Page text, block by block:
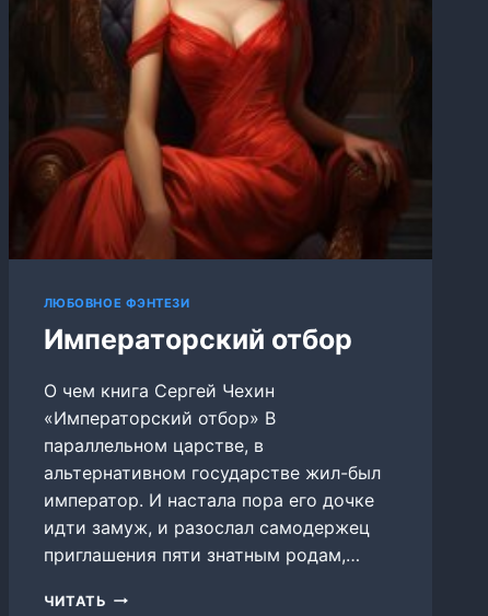
ЛЮБОВНОЕ ФЭНТЕЗИ
Императорский отбор
О чем книга Сергей Чехин
«Императорский отбор» В
параллельном царстве, в
альтернативном государстве жил-был
император. И настала пора его дочке
идти замуж, и разослал самодержец
приглашения пяти знатным родам,…
ЧИТАТЬ ИМПЕРАТОРСКИЙ